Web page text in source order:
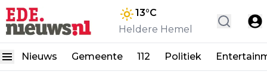
13°C
Heldere Hemel
Nieuws Gemeente 112 Politiek